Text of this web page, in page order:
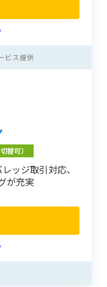
ビス提供
替可）
ッジ取引対応、
が充実